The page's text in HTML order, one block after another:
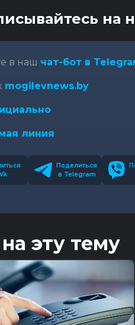
на
в наш чат-бот в
mogilevnews.by
линия
Поделиться
в Telegram
эту тему